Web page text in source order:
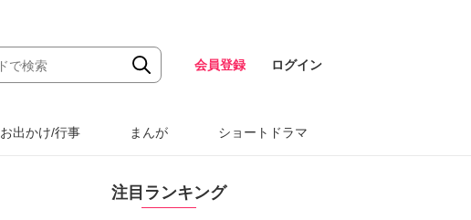
会員登録 ログイン
お出かけ/行事 まんが ショートドラマ
注目ランキング